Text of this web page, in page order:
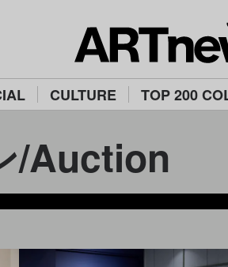
CULTURE TOP 200
/Auction